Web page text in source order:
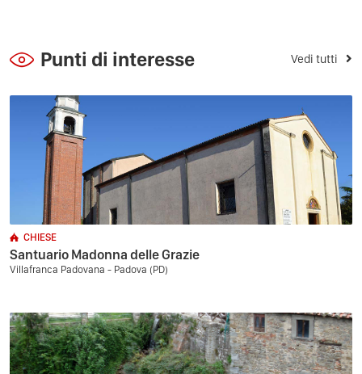
Punti di interesse Vedi tutti
CHIESE
Santuario Madonna delle Grazie
Villafranca Padovana - Padova (PD)